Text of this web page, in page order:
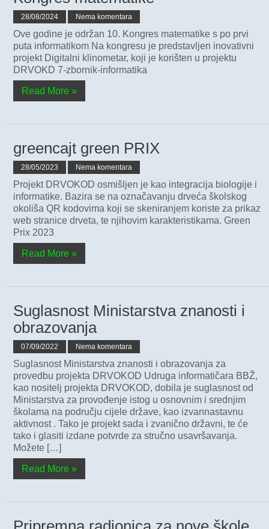
28/08/2024 Nema komentara
Ove godine je održan 10. Kongres matematike s po prvi
puta informatikom Na kongresu je predstavljen inovativni
projekt Digitalni klinometar, koji je korišten u projektu
DRVOKD 7-zbornik-informatika
Read More »
greencajt green PRIX
28/05/2023 Nema komentara
Projekt DRVOKOD osmišljen je kao integracija biologije i
informatike. Bazira se na označavanju drveća školskog
okoliša QR kodovima koji se skeniranjem koriste za prikaz
web stranice drveta, te njihovim karakteristikama. Green
Prix 2023
Read More »
Suglasnost Ministarstva znanosti i
obrazovanja
07/09/2022 Nema komentara
Suglasnost Ministarstva znanosti i obrazovanja za
provedbu projekta DRVOKOD Udruga informatičara BBŽ,
kao nositelj projekta DRVOKOD, dobila je suglasnost od
Ministarstva za provođenje istog u osnovnim i srednjim
školama na području cijele države, kao izvannastavnu
aktivnost . Tako je projekt sada i zvanično državni, te će
tako i glasiti izdane potvrde za stručno usavršavanja.
Možete […]
Read More »